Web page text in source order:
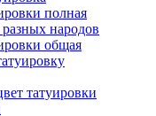
полная
народов
общая
тaтуировки